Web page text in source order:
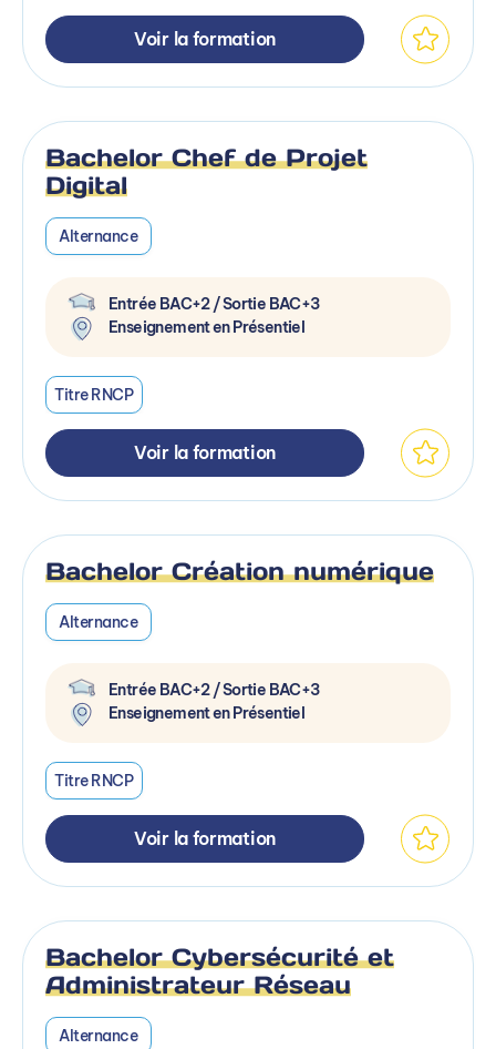
Voir la formation
Bachelor Chef de Projet
Digital
Alternance
Entrée BAC+2 / Sortie BAC+3
Enseignement en Présentiel
Titre RNCP
Voir la formation
Bachelor Création numérique
Alternance
Entrée BAC+2 / Sortie BAC+3
Enseignement en Présentiel
Titre RNCP
Voir la formation
Bachelor Cybersécurité et
Administrateur Réseau
Alternance